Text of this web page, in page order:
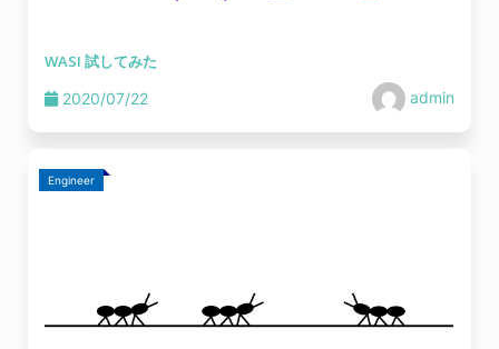
WASI 試してみた
2020/07/22 admin
Engineer